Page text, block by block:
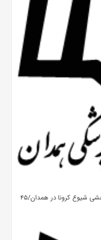
رعایت ۶۰ درصدی پروتکل ها/روند کاهشی شیوع کرونا در همدان/۴۵